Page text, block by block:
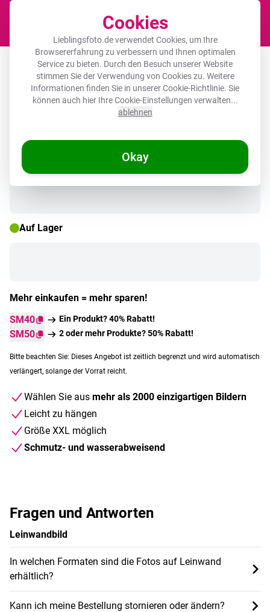
Cookies
Lieblingsfoto.de verwendet Cookies, um Ihre
Browsererfahrung zu verbessern und Ihnen optimalen
Service zu bieten. Durch den Besuch unserer Website
stimmen Sie der Verwendung von Cookies zu. Weitere
Informationen finden Sie in unsererCookie-Richtlinie. Sie
können auch hier Ihre Cookie-Einstellungen verwalten...
ablehnen
Okay
Leinwandbild - Katze - Herz - Text -
Valentinstag
🌞 SOMMERDEALS
Auf Lager
Mehr einkaufen = mehr sparen!
SM40
Ein Produkt? 40% Rabatt!
SM50 2 oder mehr Produkte? 50% Rabatt!
Bitte beachten Sie: Dieses Angebot ist zeitlich begrenzt und wird automatisch
verlängert, solange der Vorrat reicht.
Wählen Sie aus mehr als 2000 einzigartigen Bildern
Leicht zu hängen
Größe XXL möglich
Schmutz- und wasserabweisend
Fragen und Antworten
Leinwandbild
In welchen Formaten sind die Fotos auf Leinwand
erhältlich?
Kann ich meine Bestellung stornieren oder ändern?